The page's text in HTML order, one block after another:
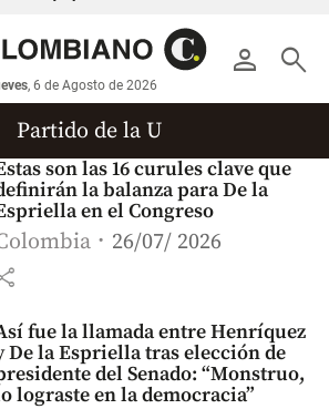
person search
, 6 de Agosto de 2026
Partido de la U
son las 16 curules clave que
la balanza para De la
en el Congreso
26/07/ 2026
fue la llamada entre Henríquez
De la Espriella tras elección de
del Senado: “Monstruo,
lograste en la democracia”